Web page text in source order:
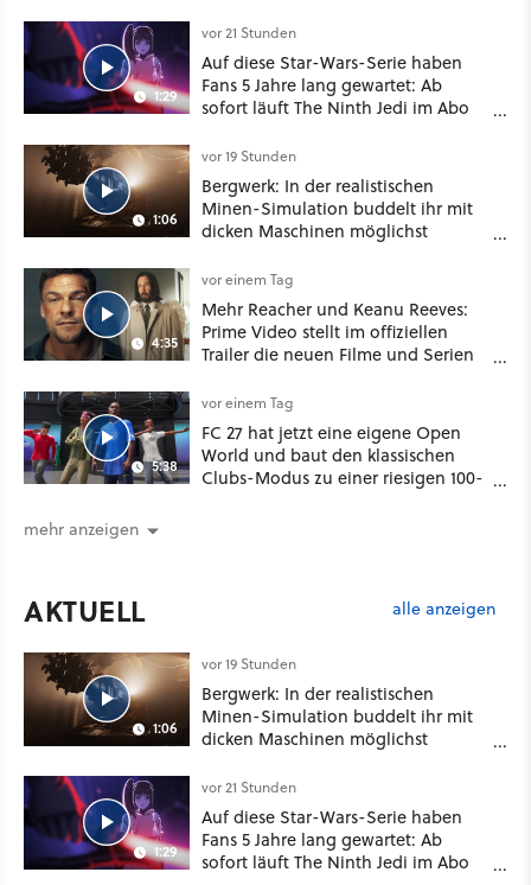
1:29
vor 21 Stunden
Auf diese Star-Wars-Serie haben
Fans 5 Jahre lang gewartet: Ab
sofort läuft The Ninth Jedi im Abo
1:06
vor 19 Stunden
Bergwerk: In der realistischen
Minen-Simulation buddelt ihr mit
dicken Maschinen möglichst
4:35
vor einem Tag
Mehr Reacher und Keanu Reeves:
Prime Video stellt im offiziellen
Trailer die neuen Filme und Serien
5:38
vor einem Tag
FC 27 hat jetzt eine eigene Open
World und baut den klassischen
Clubs-Modus zu einer riesigen 100-
mehr anzeigen
AKTUELL alle anzeigen
1:06
vor 19 Stunden
Bergwerk: In der realistischen
Minen-Simulation buddelt ihr mit
dicken Maschinen möglichst
1:29
vor 21 Stunden
Auf diese Star-Wars-Serie haben
Fans 5 Jahre lang gewartet: Ab
sofort läuft The Ninth Jedi im Abo